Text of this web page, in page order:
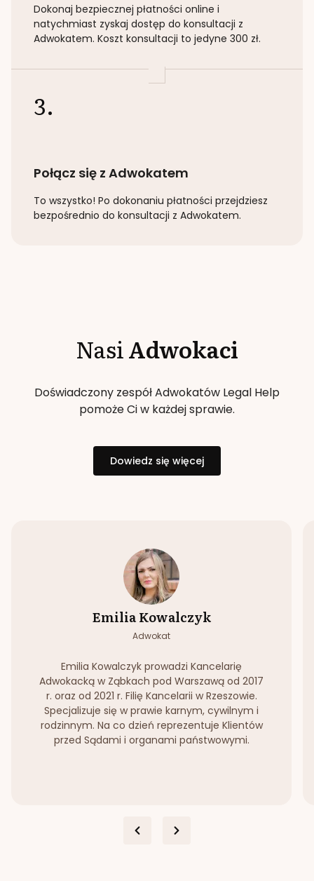
Dokonaj bezpiecznej płatności online i
natychmiast zyskaj dostęp do konsultacji z
Adwokatem. Koszt konsultacji to jedyne 300 zł.
3.
Połącz się z Adwokatem
To wszystko! Po dokonaniu płatności przejdziesz
bezpośrednio do konsultacji z Adwokatem.
NasiAdwokaci
Doświadczony zespół Adwokatów Legal Help
pomoże Ci w każdej sprawie.
Dowiedz się więcej
Emilia Kowalczyk
Adwokat
Emilia Kowalczyk prowadzi Kancelarię
Adwokacką w Ząbkach pod Warszawą od 2017
r. oraz od 2021 r. Filię Kancelarii w Rzeszowie.
Specjalizuje się w prawie karnym, cywilnym i
rodzinnym. Na co dzień reprezentuje Klientów
przed Sądami i organami państwowymi.